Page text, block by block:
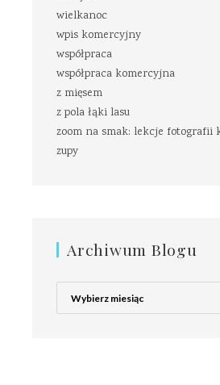
wielkanoc
wpis komercyjny
współpraca
współpraca komercyjna
z mięsem
z pola łąki lasu
zoom na smak: lekcje fotografii
zupy
Archiwum Blogu
Archiwum
Blogu